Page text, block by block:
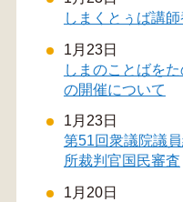
しまくとぅば講
1月23日
しまのことばを
の開催について
1月23日
第51回衆議院議
所裁判官国民審査
1月20日